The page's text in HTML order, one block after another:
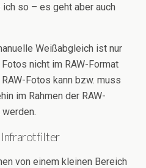
so – es geht aber auch
Weißabgleich ist nur
nicht im RAW-Format
Fotos kann bzw. muss
im Rahmen der RAW-
Infrarotfilter
von einem kleinen Bereich